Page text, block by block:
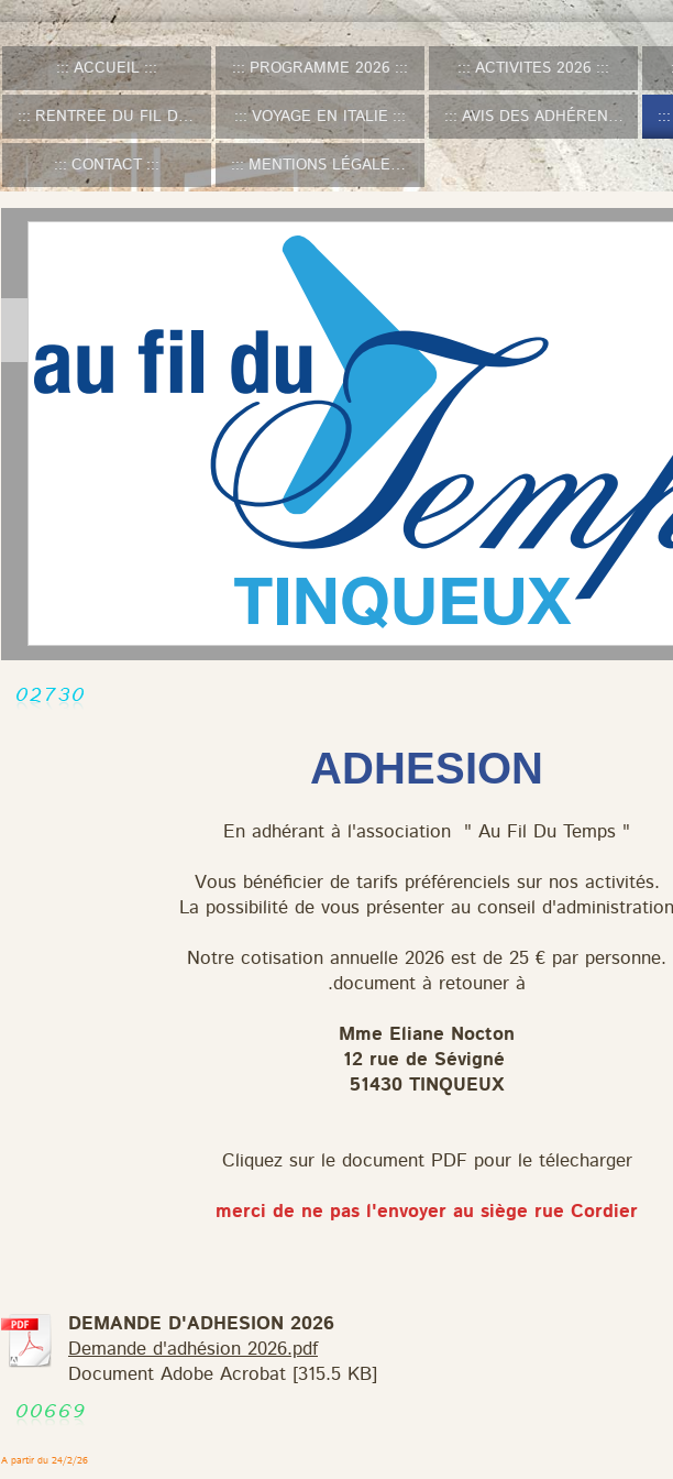
ACCUEIL PROGRAMME 2026 ACTIVITES 2026
RENTREE DU FIL DU TEMPS VOYAGE EN ITALIE AVIS DES ADHÉRENTS
CONTACT MENTIONS LÉGALES
ADHESION
En adhérant à l'association " Au Fil Du Temps "
Vous bénéficier de tarifs préférenciels sur nos activités.
La possibilité de vous présenter au conseil d'administration
Notre cotisation annuelle 2026 est de 25 € par personne.
.document à retouner à
Mme Eliane Nocton
12 rue de Sévigné
51430 TINQUEUX
Cliquez sur le document PDF pour le télecharger
merci de ne pas l'envoyer au siège rue Cordier
DEMANDE D'ADHESION 2026
Demande d'adhésion 2026.pdf
Document Adobe Acrobat [315.5 KB]
A partir du 24/2/26